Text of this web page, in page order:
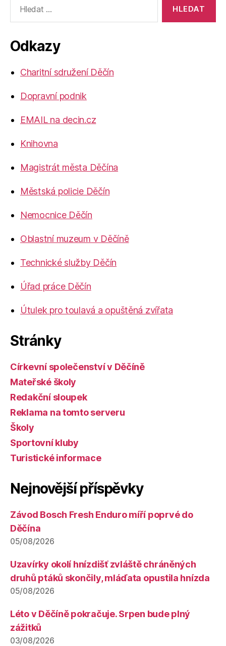
vyhledávání:
Odkazy
Charitní sdružení Děčín
Dopravní podnik
EMAIL na decin.cz
Knihovna
Magistrát města Děčína
Městská policie Děčín
Nemocnice Děčín
Oblastní muzeum v Děčíně
Technické služby Děčín
Úřad práce Děčín
Útulek pro toulavá a opuštěná zvířata
Stránky
Církevní společenství v Děčíně
Mateřské školy
Redakční sloupek
Reklama na tomto serveru
Školy
Sportovní kluby
Turistické informace
Nejnovější příspěvky
Závod Bosch Fresh Enduro míří poprvé do
Děčína
05/08/2026
Uzavírky okolí hnízdišť zvláště chráněných
druhů ptáků skončily, mláďata opustila hnízda
05/08/2026
Léto v Děčíně pokračuje. Srpen bude plný
zážitků
03/08/2026